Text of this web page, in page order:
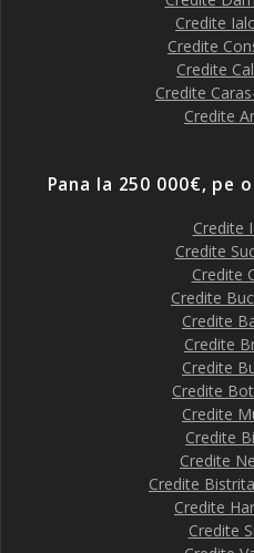
Credite
Credite
Credite
Credite
Credite
Pana la 250 000€, pe
Credite
Credite
Credite
Credite
Credite
Credite
Credite
Credite
Credite
Credite
Credite
Credite
Credite
Credite